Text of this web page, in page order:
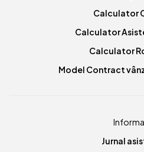
Calculator
Calculator
Calculator
Model Contract
Jurnal